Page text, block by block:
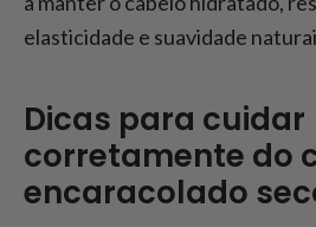
elasticidade e suavidade
Dicas para cuidar
corretamente do
encaracolado